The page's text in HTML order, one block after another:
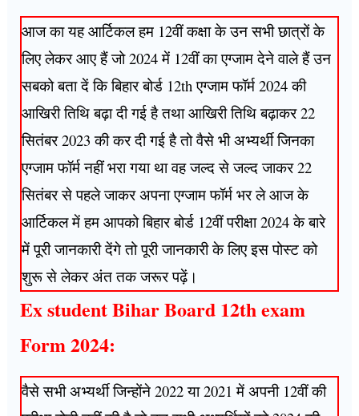
आज का यह आर्टिकल हम 12वीं कक्षा के उन सभी छात्रों के
लिए लेकर आए हैं जो 2024 में 12वीं का एग्जाम देने वाले हैं उन
सबको बता दें कि बिहार बोर्ड 12th एग्जाम फॉर्म 2024 की
आखिरी तिथि बढ़ा दी गई है तथा आखिरी तिथि बढ़ाकर 22
सितंबर 2023 की कर दी गई है तो वैसे भी अभ्यर्थी जिनका
एग्जाम फॉर्म नहीं भरा गया था वह जल्द से जल्द जाकर 22
सितंबर से पहले जाकर अपना एग्जाम फॉर्म भर ले आज के
आर्टिकल में हम आपको बिहार बोर्ड 12वीं परीक्षा 2024 के बारे
में पूरी जानकारी देंगे तो पूरी जानकारी के लिए इस पोस्ट को
शुरू से लेकर अंत तक जरूर पढ़ें।
Ex student Bihar Board 12th exam
Form 2024:
वैसे सभी अभ्यर्थी जिन्होंने 2022 या 2021 में अपनी 12वीं की